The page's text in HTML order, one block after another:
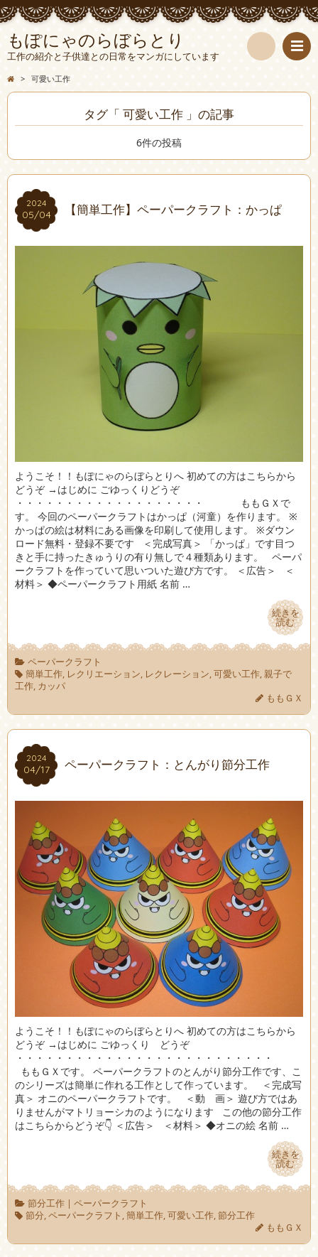
もぽにゃのらぼらとり
工作の紹介と子供達との日常をマンガにしています
> 可愛い工作
タグ「 可愛い工作 」の記事
6件の投稿
2024
05/04
2024
05/04 【簡単工作】ペーパークラフト：かっぱ
ようこそ！！もぽにゃのらぼらとりへ 初めての方はこちらから
どうぞ →はじめに ごゆっくりどうぞ
・・・・・・・・・・・・・・・・・・・ ももＧＸで
す。 今回のペーパークラフトはかっぱ（河童）を作ります。 ※
かっぱの絵は材料にある画像を印刷して使用します。 ※ダウン
ロード無料・登録不要です ＜完成写真＞ 「かっぱ」です目つ
きと手に持ったきゅうりの有り無しで４種類あります。 ペーパ
ークラフトを作っていて思いついた遊び方です。 ＜広告＞ ＜
材料＞ ◆ペーパークラフト用紙 名前 …
続きを
読む
続きを
読む
ペーパークラフト
簡単工作, レクリエーション, レクレーション,可愛い工作,親子で
工作, カッパ
ももＧＸ
2024
04/17
2024
04/17 ペーパークラフト：とんがり節分工作
ようこそ！！もぽにゃのらぼらとりへ 初めての方はこちらから
どうぞ →はじめに ごゆっくり どうぞ
・・・・・・・・・・・・・・・・・・・・・・・・・・
ももＧＸです。 ペーパークラフトのとんがり節分工作です、こ
のシリーズは簡単に作れる工作として作っています。 ＜完成写
真＞ オニのペーパークラフトです。 ＜動 画＞ 遊び方ではあ
りませんがマトリョーシカのようになります この他の節分工作
はこちらからどうぞ👇 ＜広告＞ ＜材料＞ ◆オニの絵 名前 …
続きを
読む
続きを
読む
節分工作| ペーパークラフト
節分,ペーパークラフト ,簡単工作,可愛い工作,節分工作
ももＧＸ